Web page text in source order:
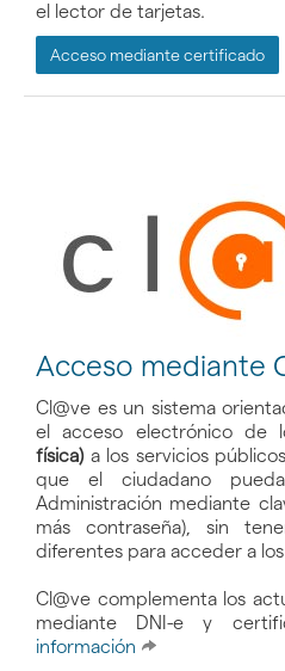
el lector de tarjetas.
Acceso mediante certificado
Acceso mediante
Cl@ve es un sistema
el acceso electrónico de
física)a los servicios
que el ciudadano
Administración mediante
más contraseña), sin
diferentes para acceder a
Cl@ve complementa los
mediante DNI-e y
información